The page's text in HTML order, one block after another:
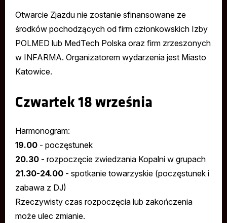
Otwarcie Zjazdu nie zostanie sfinansowane ze
środków pochodzących od firm członkowskich Izby
POLMED lub MedTech Polska oraz firm zrzeszonych
w INFARMA. Organizatorem wydarzenia jest Miasto
Katowice.
Czwartek 18 września
Harmonogram:
19.00 - poczęstunek
20.30 - rozpoczęcie zwiedzania Kopalni w grupach
21.30-24.00 - spotkanie towarzyskie (poczęstunek i
zabawa z DJ)
Rzeczywisty czas rozpoczęcia lub zakończenia
może ulec zmianie.